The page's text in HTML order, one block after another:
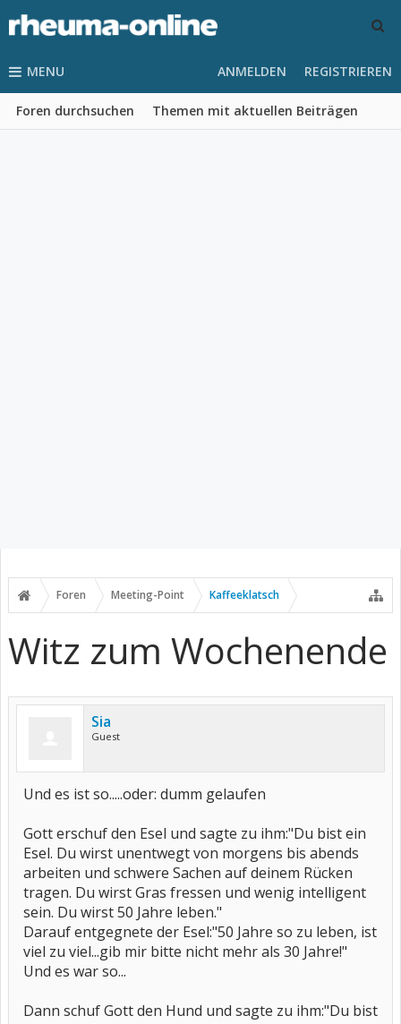
MENU
Foren durchsuchen Themen mit aktuellen Beiträgen
ANMELDEN REGISTRIEREN
Foren Meeting-Point Kaffeeklatsch
Witz zum Wochenende
Sia
Guest
Und es ist so.....oder: dumm gelaufen
Gott erschuf den Esel und sagte zu ihm:"Du bist ein
Esel. Du wirst unentwegt von morgens bis abends
arbeiten und schwere Sachen auf deinem Rücken
tragen. Du wirst Gras fressen und wenig intelligent
sein. Du wirst 50 Jahre leben."
Darauf entgegnete der Esel:"50 Jahre so zu leben, ist
viel zu viel...gib mir bitte nicht mehr als 30 Jahre!"
Und es war so...
Dann schuf Gott den Hund und sagte zu ihm:"Du bist